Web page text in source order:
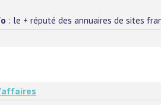
: le + réputé des annuaires de sites